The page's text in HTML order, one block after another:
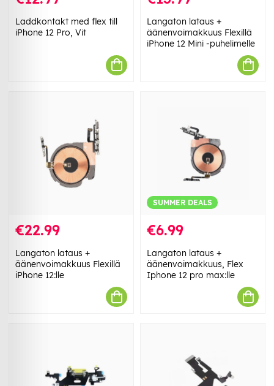
Laddkontakt med flex till
iPhone 12 Pro, Vit
Langaton lataus +
äänenvoimakkuus Flexillä
iPhone 12 Mini -puhelimelle
€22.99
Langaton lataus +
äänenvoimakkuus Flexillä
iPhone 12:lle
SUMMER DEALS
€6.99
Langaton lataus +
äänenvoimakkuus, Flex
Iphone 12 pro max:lle